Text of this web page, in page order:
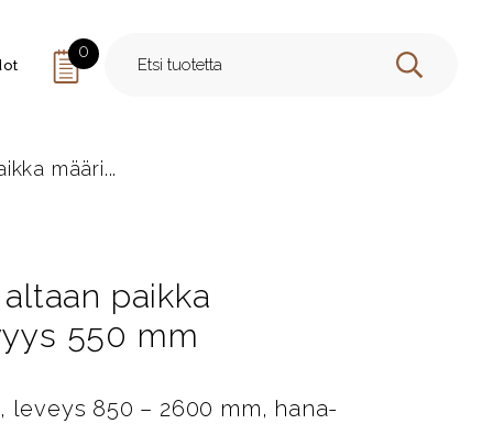
0
HAE
määri...
paikka
550 mm
leveys 850 – 2600 mm, hana-